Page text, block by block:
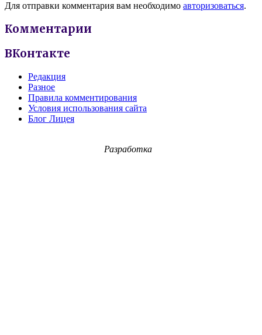
Для отправки комментария вам необходимо авторизоваться.
Комментарии
ВКонтакте
Редакция
Разное
Правила комментирования
Условия использования сайта
Блог Лицея
Разработка